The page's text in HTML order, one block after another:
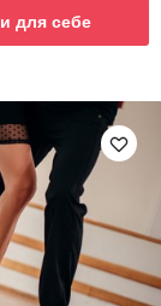
для себе